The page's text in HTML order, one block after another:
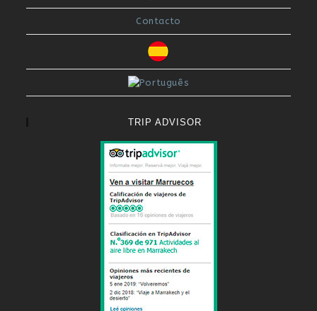
Contacto
TRIP ADVISOR